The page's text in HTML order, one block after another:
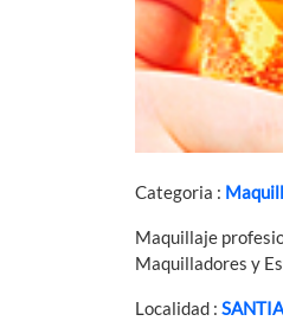
Categoria :
Maquillaje
Maquilladores y
Localidad :